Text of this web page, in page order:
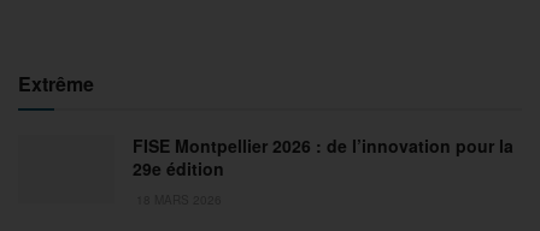
Extrême
FISE Montpellier 2026 : de l’innovation pour la
29e édition